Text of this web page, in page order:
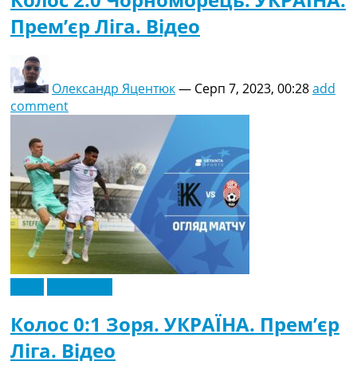
Прем’єр Ліга. Відео
Олександр Яцентюк— Серп 7, 2023, 00:28add
comment
Колос 0:1 Зоря. УКРАЇНА. Прем’єр
Ліга. Відео